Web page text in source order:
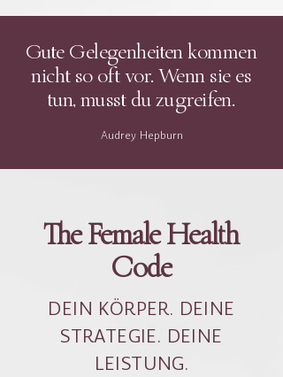
Gute Gelegenheiten kommen
nicht so oft vor. Wenn sie es
tun, musst du zugreifen.
Audrey Hepburn
The Female Health
Code
DEIN KÖRPER. DEINE
STRATEGIE. DEINE
LEISTUNG.